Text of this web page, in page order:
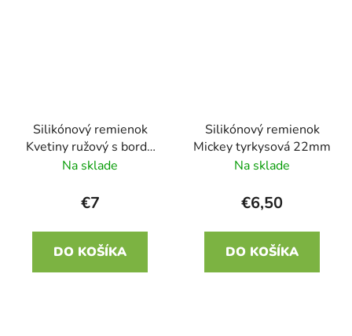
Silikónový remienok
Kvetiny ružový s bordó
22mm
Na sklade
€7
DO KOŠÍKA
Silikónový remienok
Mickey tyrkysová 22mm
Na sklade
€6,50
DO KOŠÍKA